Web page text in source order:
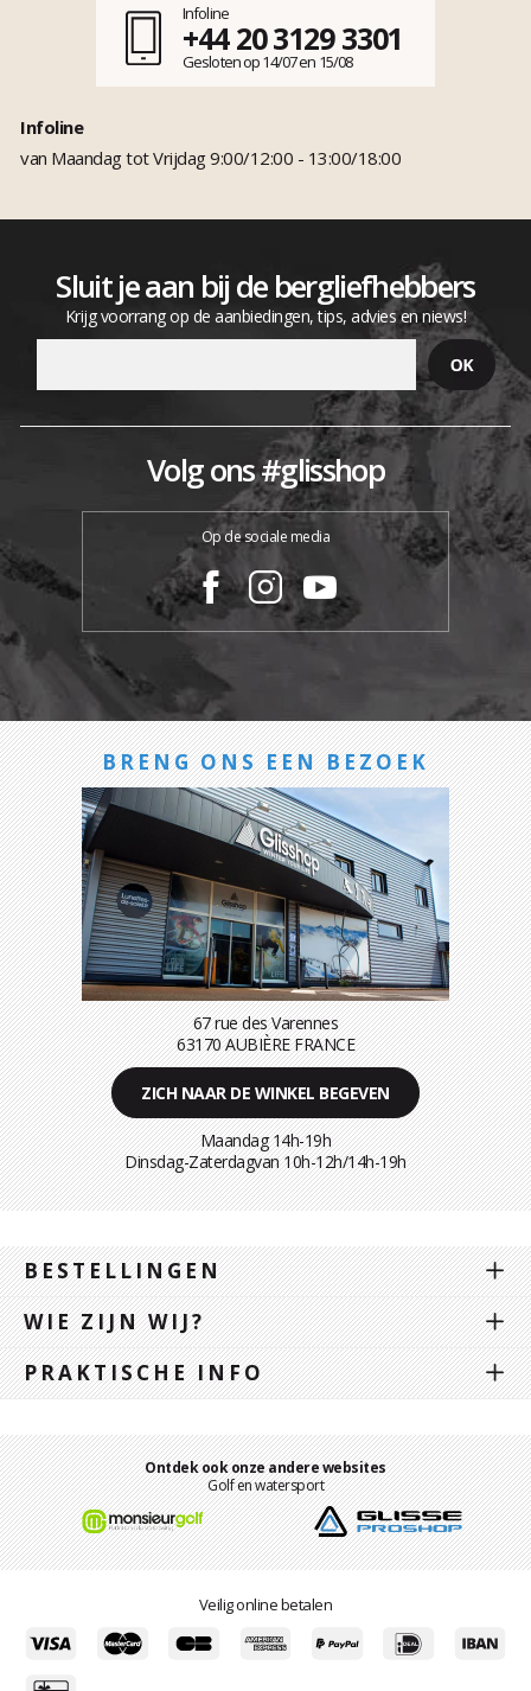
Infoline
+44 20 3129 3301
Gesloten op 14/07 en 15/08
Infoline
van Maandag tot Vrijdag 9:00/12:00 - 13:00/18:00
Sluit je aan bij de bergliefhebbers
Krijg voorrang op de aanbiedingen, tips, advies en niews!
Volg ons #glisshop
Op de sociale media
BRENG ONS EEN BEZOEK
67 rue des Varennes
63170 AUBIÈRE FRANCE
ZICH NAAR DE WINKEL BEGEVEN
Maandag 14h-19h
Dinsdag-Zaterdagvan 10h-12h/14h-19h
BESTELLINGEN
WIE ZIJN WIJ?
PRAKTISCHE INFO
Ontdek ook onze andere websites
Golf en watersport
Veilig online betalen